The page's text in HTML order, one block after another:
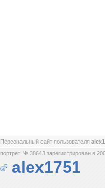
Персональный сайт пользователя
портрет № 38643 зарегистрирован в
alex1751